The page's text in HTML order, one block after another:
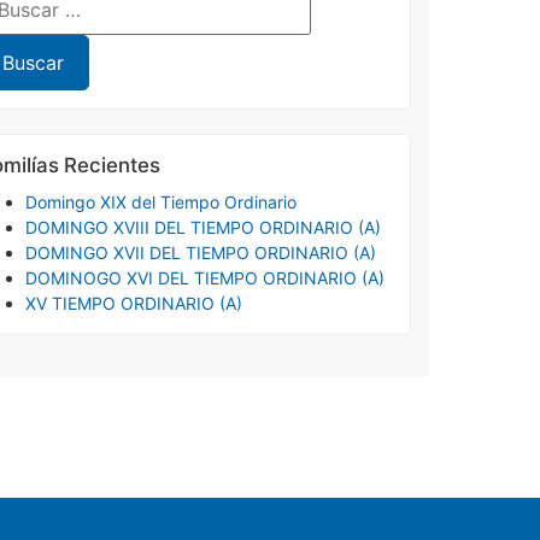
Recientes
Domingo XIX del Tiempo Ordinario
DOMINGO XVIII DEL TIEMPO ORDINARIO (A)
DOMINGO XVII DEL TIEMPO ORDINARIO (A)
DOMINOGO XVI DEL TIEMPO ORDINARIO (A)
XV TIEMPO ORDINARIO (A)